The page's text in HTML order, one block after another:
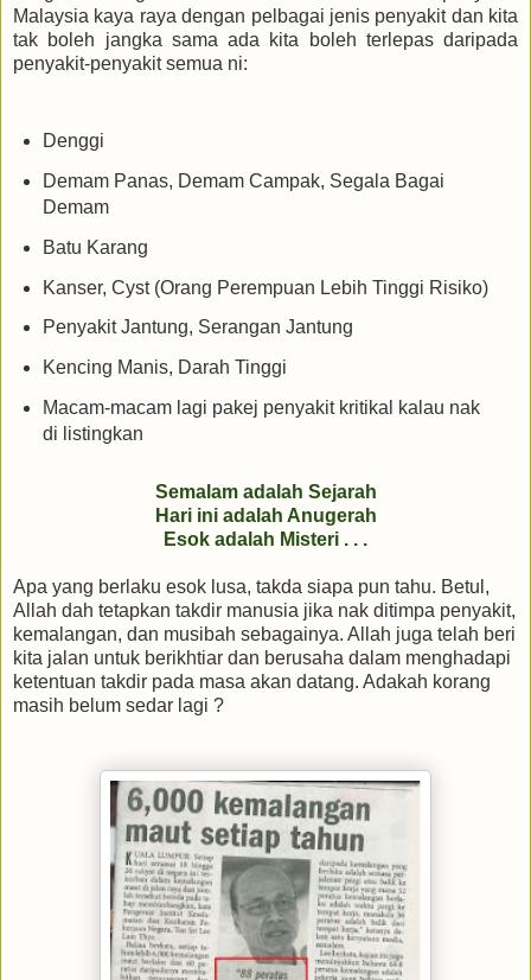
Malaysia kaya raya dengan pelbagai jenis penyakit dan kita
tak boleh jangka sama ada kita boleh terlepas daripada
penyakit-penyakit semua ni:
Denggi
Demam Panas, Demam Campak, Segala Bagai
Demam
Batu Karang
Kanser, Cyst (Orang Perempuan Lebih Tinggi Risiko)
Penyakit Jantung, Serangan Jantung
Kencing Manis, Darah Tinggi
Macam-macam lagi pakej penyakit kritikal kalau nak
di listingkan
Semalam adalah Sejarah
Hari ini adalah Anugerah
Esok adalah Misteri . . .
Apa yang berlaku esok lusa, takda siapa pun tahu. Betul,
Allah dah tetapkan takdir manusia jika nak ditimpa penyakit,
kemalangan, dan musibah sebagainya. Allah juga telah beri
kita jalan untuk berikhtiar dan berusaha dalam menghadapi
ketentuan takdir pada masa akan datang. Adakah korang
masih belum sedar lagi ?